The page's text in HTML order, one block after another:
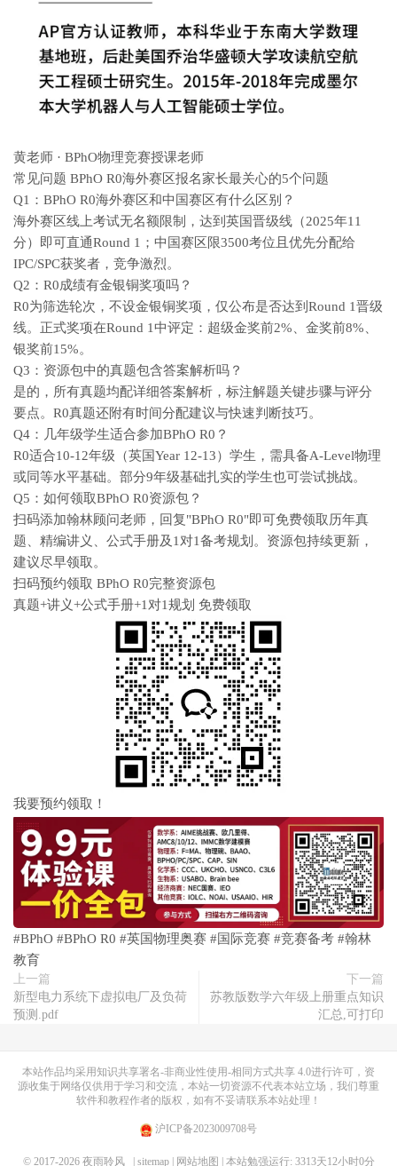
黄老师 · BPhO物理竞赛授课老师
常见问题 BPhO R0海外赛区报名家长最关心的5个问题
Q1：BPhO R0海外赛区和中国赛区有什么区别？
海外赛区线上考试无名额限制，达到英国晋级线（2025年11
分）即可直通Round 1；中国赛区限3500考位且优先分配给
IPC/SPC获奖者，竞争激烈。
Q2：R0成绩有金银铜奖项吗？
R0为筛选轮次，不设金银铜奖项，仅公布是否达到Round 1晋级
线。正式奖项在Round 1中评定：超级金奖前2%、金奖前8%、
银奖前15%。
Q3：资源包中的真题包含答案解析吗？
是的，所有真题均配详细答案解析，标注解题关键步骤与评分
要点。R0真题还附有时间分配建议与快速判断技巧。
Q4：几年级学生适合参加BPhO R0？
R0适合10-12年级（英国Year 12-13）学生，需具备A-Level物理
或同等水平基础。部分9年级基础扎实的学生也可尝试挑战。
Q5：如何领取BPhO R0资源包？
扫码添加翰林顾问老师，回复"BPhO R0"即可免费领取历年真
题、精编讲义、公式手册及1对1备考规划。资源包持续更新，
建议尽早领取。
扫码预约领取 BPhO R0完整资源包
真题+讲义+公式手册+1对1规划 免费领取
我要预约领取！
#BPhO #BPhO R0 #英国物理奥赛 #国际竞赛 #竞赛备考 #翰林
教育
上一篇
新型电力系统下虚拟电厂及负荷
预测.pdf
下一篇
苏教版数学六年级上册重点知识
汇总,可打印
本站作品均采用知识共享署名-非商业性使用-相同方式共享 4.0进行许可，资
源收集于网络仅供用于学习和交流，本站一切资源不代表本站立场，我们尊重
软件和教程作者的版权，如有不妥请联系本站处理！
沪ICP备2023009708号
© 2017-2026 夜雨聆风 | sitemap | 网站地图 | 本站勉强运行: 3313天12小时0分